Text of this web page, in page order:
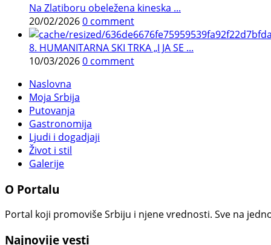
Na Zlatiboru obeležena kineska ...
20/02/20260 comment
8. HUMANITARNA SKI TRKA „I JA SE ...
10/03/20260 comment
Naslovna
Moja Srbija
Putovanja
Gastronomija
Ljudi i dogadjaji
Život i stil
Galerije
O Portalu
Portal koji promoviše Srbiju i njene vrednosti. Sve na
Najnovije vesti